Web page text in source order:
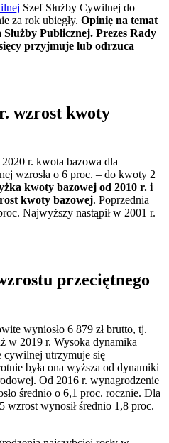
Szef Służby Cywilnej do
za rok ubiegły. Opinię na temat
Publicznej. Prezes Rady
przyjmuje lub odrzuca
wzrost kwoty
r. kwota bazowa dla
wzrosła o 6 proc. – do kwoty 2
kwoty bazowej od 2010 r. i
kwoty bazowej. Poprzednia
Najwyższy nastąpił w 2001 r.
przeciętnego
wyniosło 6 879 zł brutto, tj.
w 2019 r. Wysoka dynamika
cywilnej utrzymuje się
była ona wyższa od dynamiki
Od 2016 r. wynagrodzenie
średnio o 6,1 proc. rocznie. Dla
wzrost wynosił średnio 1,8 proc.